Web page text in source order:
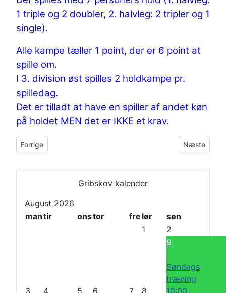
Gribskov kalender
T
l
i
N
t
e
August 2026
mantir onstor fre lør
søn
1
2
9
Søndags
træning
1 triple og 2 doubler, 2. halvleg: 2 tripler og 1
single).
Alle kampe tæller 1 point, der er 6 point at
spille om.
I 3. division øst spilles 2 holdkampe pr.
spilledag.
Det er tilladt at have en spiller af andet køn
på holdet MEN det er IKKE et krav.
Forrige artikel: Klør-5 2023/24
Forrige Næste
Næste